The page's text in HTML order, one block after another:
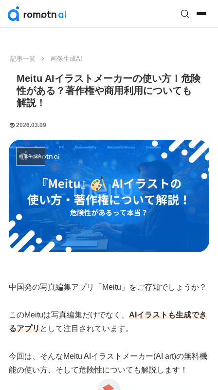
記事一覧 画像生成AI
Meitu AIイラストメーカーの使い方！危険
性がある？著作権や商用利用についても
解説！
2026.03.09
画像生成AI
中国発の写真編集アプリ「Meitu」をご存知でしょうか？
このMeituは写真編集だけでなく、AIイラストも生成でき
るアプリとして注目されています。
今回は、そんなMeitu AIイラストメーカー(AI art)の無料機
能の使い方、そして危険性についても解説します！